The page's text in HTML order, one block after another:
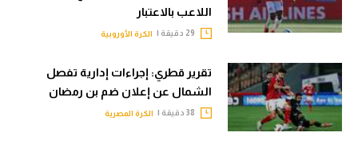
اللاعب بالاعتبار
الكرة الأوروبية
تقرير قطري: إجراءات إدارية تفصل
الشمال عن إعلان ضم بن رمضان
الكرة المصرية